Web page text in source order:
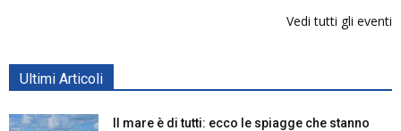
Vedi tutti gli eventi
Ultimi Articoli
Il mare è di tutti: ecco le spiagge che stanno